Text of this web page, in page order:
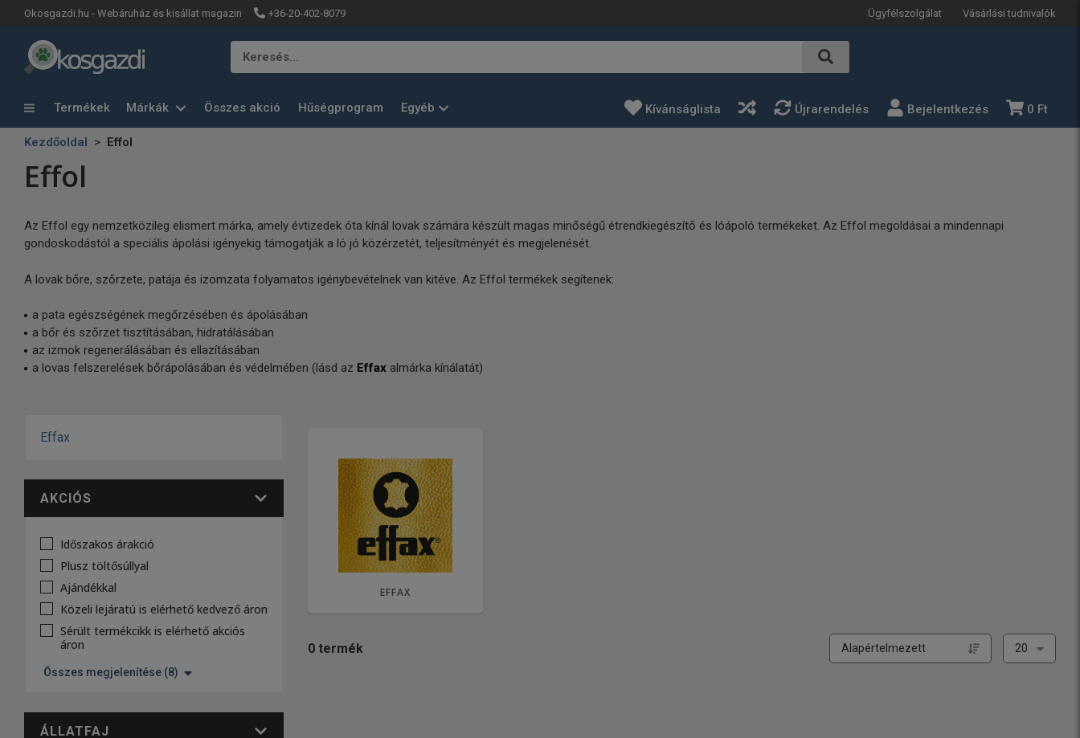
Okosgazdi.hu - Webáruház és kisállat magazin +36-20-402-8079 Ügyfélszolgálat Vásárlási tudnivalók
Keresés…
Termékek Márkák Összes akció Hűségprogram Egyéb Kívánságlista Újrarendelés Bejelentkezés 0 Ft
Kezdőoldal Effol
Effol
Az Effol egy nemzetközileg elismert márka, amely évtizedek óta kínál lovak számára készült magas minőségű étrendkiegészítő és lóápoló termékeket. Az Effol megoldásai a mindennapi
gondoskodástól a speciális ápolási igényekig támogatják a ló jó közérzetét, teljesítményét és megjelenését.
A lovak bőre, szőrzete, patája és izomzata folyamatos igénybevételnek van kitéve. Az Effol termékek segítenek:
a pata egészségének megőrzésében és ápolásában
a bőr és szőrzet tisztításában, hidratálásában
az izmok regenerálásában és ellazításában
a lovas felszerelések bőrápolásában és védelmében (lásd az Effax almárka kínálatát)
Effax
AKCIÓS
Időszakos árakció
Plusz töltősúllyal
Ajándékkal
Közeli lejáratú is elérhető kedvező áron
Sérült termékcikk is elérhető akciós
áron
Összes megjelenítése (8)
ÁLLATFAJ
EFFAX
0 termék